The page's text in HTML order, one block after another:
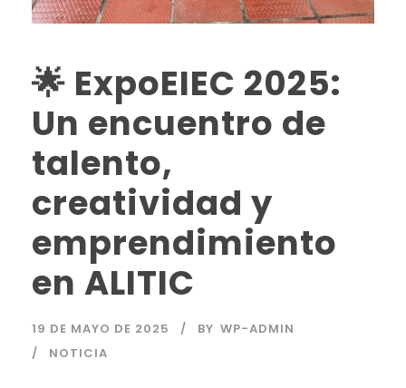
🌟 ExpoEIEC 2025:
Un encuentro de
talento,
creatividad y
emprendimiento
en ALITIC
19 DE MAYO DE 2025 BY WP-ADMIN
NOTICIA